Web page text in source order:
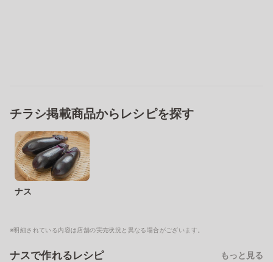
チラシ掲載商品からレシピを探す
ナス
※明細されている内容は店舗の実売状況と異なる場合がございます。
ナスで作れるレシピ もっと見る